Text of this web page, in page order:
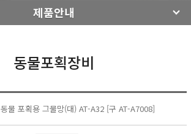
제품안내
동물포획장비
동물 포획용 그물망(대) AT-A32 [구 AT-A7008]